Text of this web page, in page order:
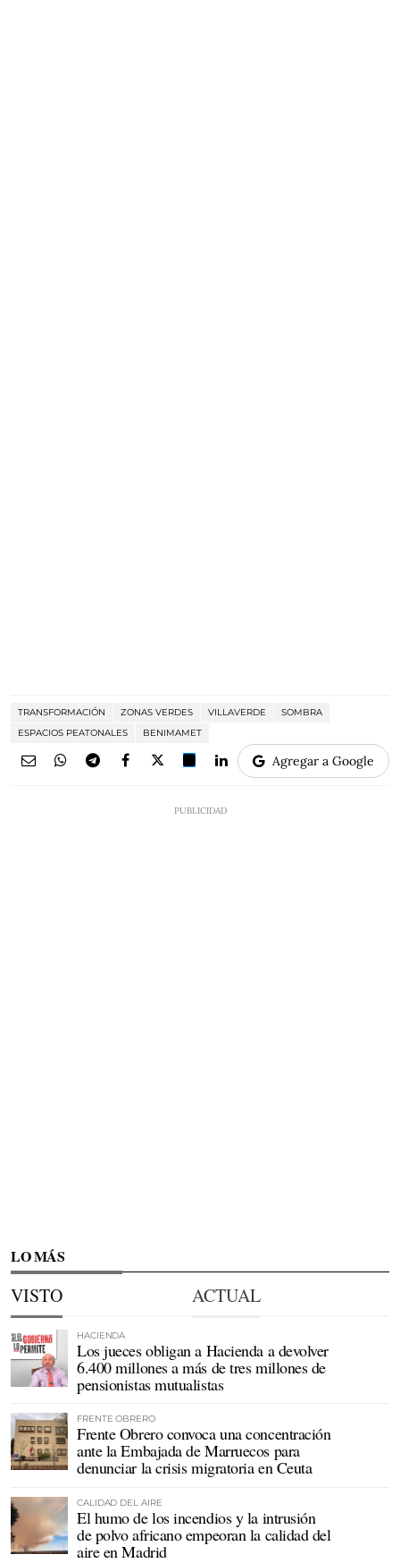
TRANSFORMACIÓN ZONAS VERDES VILLAVERDE
SOMBRA
ESPACIOS PEATONALES
BENIMAMET
Agregar a Google
LO MÁS
VISTO ACTUAL
HACIENDA
Los jueces obligan a Hacienda a devolver
6.400 millones a más de tres millones de
pensionistas mutualistas
FRENTE OBRERO
Frente Obrero convoca una concentración
ante la Embajada de Marruecos para
denunciar la crisis migratoria en Ceuta
CALIDAD DEL AIRE
El humo de los incendios y la intrusión
de polvo africano empeoran la calidad del
aire en Madrid